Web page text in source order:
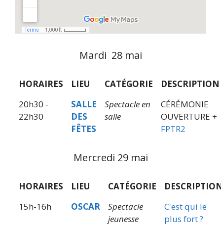
Mardi 28 mai
HORAIRES LIEU CATÉGORIE
DESCRIPTION
20h30 -
22h30
SALLE
DES
FÊTES
Spectacle en
salle
CÉRÉMONIE
OUVERTURE +
FPTR2
Mercredi 29 mai
HORAIRES LIEU CATÉGORIE
15h-16h
OSCAR
Spectacle
jeunesse
C'est qui le
plus fort ?